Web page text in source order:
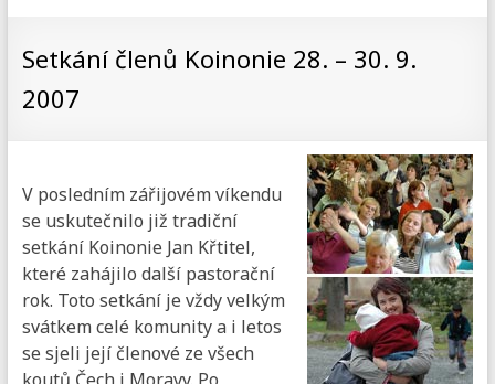
Setkání členů Koinonie 28. – 30. 9.
2007
V posledním zářijovém víkendu
se uskutečnilo již tradiční
setkání Koinonie Jan Křtitel,
které zahájilo další pastorační
rok. Toto setkání je vždy velkým
svátkem celé komunity a i letos
se sjeli její členové ze všech